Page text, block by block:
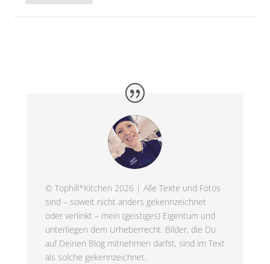
© Tophill*Kitchen 2026 | Alle Texte und Fotos
sind – soweit nicht anders gekennzeichnet
oder verlinkt – mein (geistiges) Eigentum und
unterliegen dem Urheberrecht. Bilder, die Du
auf Deinen Blog mitnehmen darfst, sind im Text
als solche gekennzeichnet.